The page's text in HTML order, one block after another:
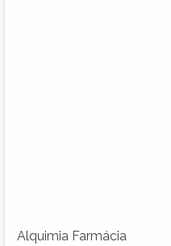
Alquimia Farmácia